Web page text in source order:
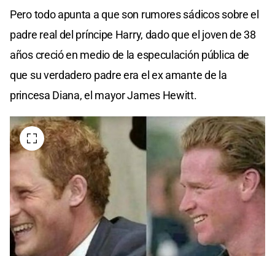
Pero todo apunta a que son rumores sádicos sobre el
padre real del príncipe Harry, dado que el joven de 38
años creció en medio de la especulación pública de
que su verdadero padre era el ex amante de la
princesa Diana, el mayor James Hewitt.